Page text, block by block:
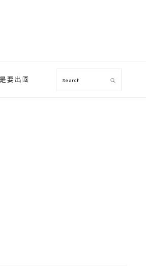
要出國 Search